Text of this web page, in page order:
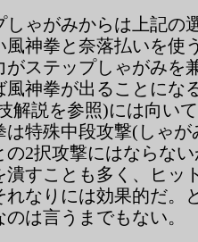
ゃがみからは上記の
風神拳と奈落払いを使
がステップしゃがみを
風神拳が出ることにな
解説を参照)には向い
は特殊中段攻撃(しゃ
の2択攻撃にはならな
潰すことも多く、ヒッ
れなりには効果的だ。
は言うまでもない。